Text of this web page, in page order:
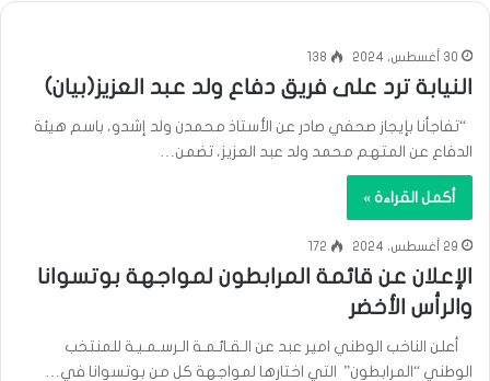
30 أغسطس، 2024 138
النيابة ترد على فريق دفاع ولد عبد العزيز(بيان)
“تفاجأنا بإيجاز صحفي صادر عن الأستاذ محمدن ولد إشدو، باسم هيئة
الدفاع عن المتهم محمد ولد عبد العزيز، تضمن…
أكمل القراءة »
29 أغسطس، 2024 172
الإعلان عن قائمة المرابطون لمواجهة بوتسوانا
والرأس الأخضر
أعلن الناخب الوطني امير عبد عن الـقـائـمـة الـرسـمـيـة للمنتخب
الوطني “المرابطون” التي اختارها لمواجهة كل من بوتسوانا في…